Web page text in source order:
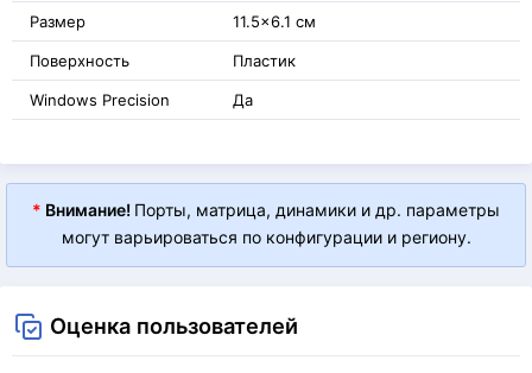
Размер 11.5x6.1 см
Поверхность Пластик
Windows Precision Да
* Внимание! Порты, матрица, динамики и др. параметры
могут варьироваться по конфигурации и региону.
Оценка пользователей